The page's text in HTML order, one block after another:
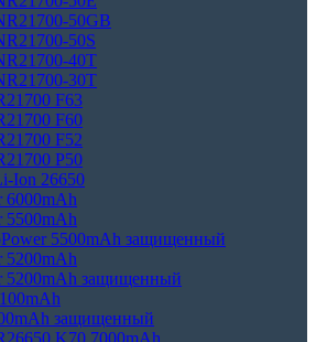
50GB
50S
40T
30T
F63
F60
F52
P50
Ion 26650
6000mAh
5500mAh
5500mAh защищенный
5200mAh
5200mAh защищенный
защищенный
K70 7000mAh